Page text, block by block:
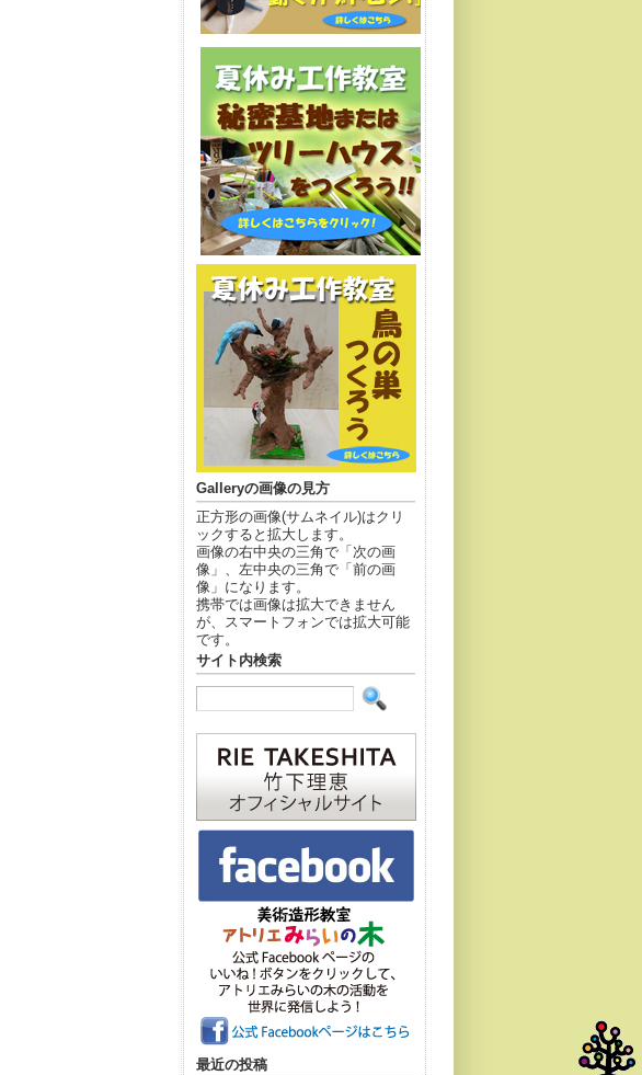
Galleryの画像の見方
正方形の画像(サムネイル)はクリ
ックすると拡大します。
画像の右中央の三角で「次の画
像」、左中央の三角で「前の画
像」になります。
携帯では画像は拡大できません
が、スマートフォンでは拡大可能
です。
サイト内検索
最近の投稿